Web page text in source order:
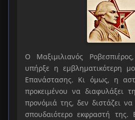
Ο Μαξιμιλιανός Ροβεσπιέρος,
υπήρξε η εμβληματικότερη
Επανάστασης. Κι όμως, η
προκειμένου να διαφυλάξει
προνόμιά της, δεν διστάζει
σπουδαιότερο εκφραστή της.